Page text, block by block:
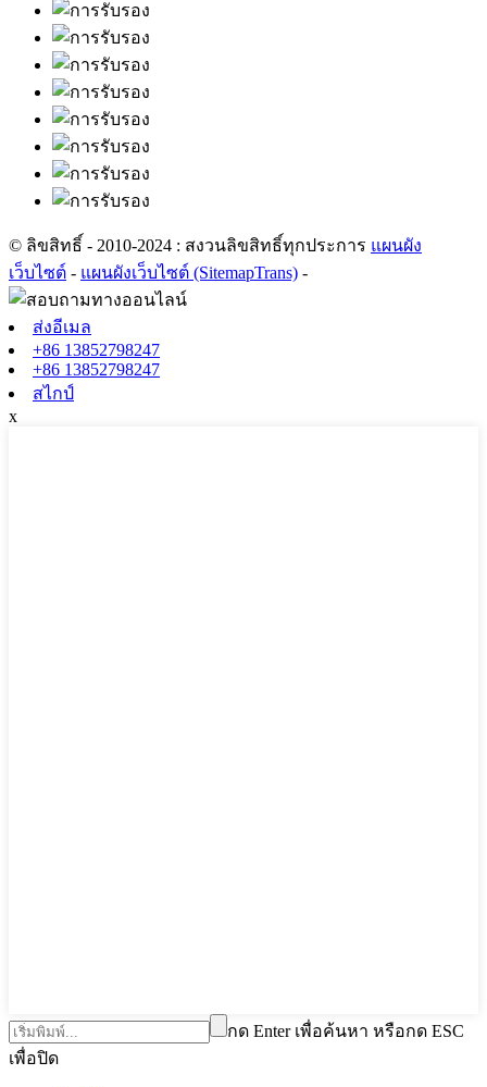
© ลิขสิทธิ์ - 2010-2024 : สงวนลิขสิทธิ์ทุกประการ แผนผัง
เว็บไซต์ - แผนผังเว็บไซต์ (SitemapTrans) -
ส่งอีเมล
+86 13852798247
+86 13852798247
สไกป์
x
กด Enter เพื่อค้นหา หรือกด ESC
เพื่อปิด